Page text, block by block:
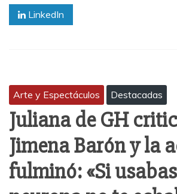
LinkedIn
Arte y Espectáculos Destacadas
Juliana de GH
Jimena Barón y la
fulminó: «Si